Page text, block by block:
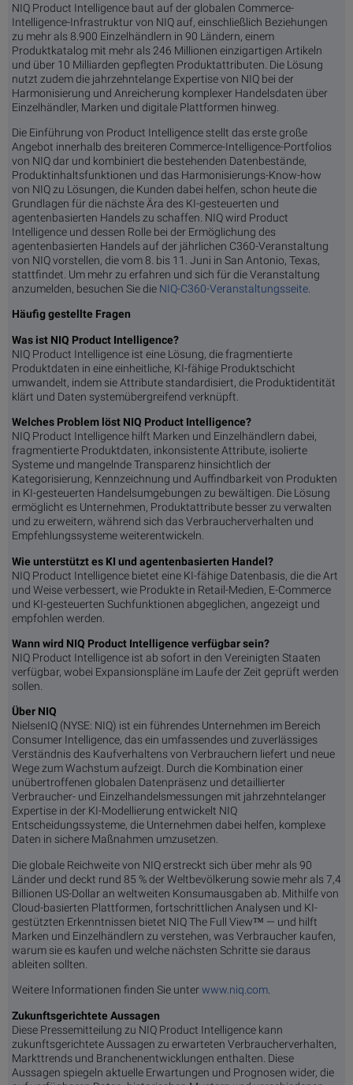
NIQ Product Intelligence baut auf der globalen Commerce-
Intelligence-Infrastruktur von NIQ auf, einschließlich Beziehungen
zu mehr als 8.900 Einzelhändlern in 90 Ländern, einem
Produktkatalog mit mehr als 246 Millionen einzigartigen Artikeln
und über 10 Milliarden gepflegten Produktattributen. Die Lösung
nutzt zudem die jahrzehntelange Expertise von NIQ bei der
Harmonisierung und Anreicherung komplexer Handelsdaten über
Einzelhändler, Marken und digitale Plattformen hinweg.
Die Einführung von Product Intelligence stellt das erste große
Angebot innerhalb des breiteren Commerce-Intelligence-Portfolios
von NIQ dar und kombiniert die bestehenden Datenbestände,
Produktinhaltsfunktionen und das Harmonisierungs-Know-how
von NIQ zu Lösungen, die Kunden dabei helfen, schon heute die
Grundlagen für die nächste Ära des KI-gesteuerten und
agentenbasierten Handels zu schaffen. NIQ wird Product
Intelligence und dessen Rolle bei der Ermöglichung des
agentenbasierten Handels auf der jährlichen C360-Veranstaltung
von NIQ vorstellen, die vom 8. bis 11. Juni in San Antonio, Texas,
stattfindet. Um mehr zu erfahren und sich für die Veranstaltung
anzumelden, besuchen Sie die NIQ-C360-Veranstaltungsseite.
Häufig gestellte Fragen
Was ist NIQ Product Intelligence?
NIQ Product Intelligence ist eine Lösung, die fragmentierte
Produktdaten in eine einheitliche, KI-fähige Produktschicht
umwandelt, indem sie Attribute standardisiert, die Produktidentität
klärt und Daten systemübergreifend verknüpft.
Welches Problem löst NIQ Product Intelligence?
NIQ Product Intelligence hilft Marken und Einzelhändlern dabei,
fragmentierte Produktdaten, inkonsistente Attribute, isolierte
Systeme und mangelnde Transparenz hinsichtlich der
Kategorisierung, Kennzeichnung und Auffindbarkeit von Produkten
in KI-gesteuerten Handelsumgebungen zu bewältigen. Die Lösung
ermöglicht es Unternehmen, Produktattribute besser zu verwalten
und zu erweitern, während sich das Verbraucherverhalten und
Empfehlungssysteme weiterentwickeln.
Wie unterstützt es KI und agentenbasierten Handel?
NIQ Product Intelligence bietet eine KI-fähige Datenbasis, die die Art
und Weise verbessert, wie Produkte in Retail-Medien, E-Commerce
und KI-gesteuerten Suchfunktionen abgeglichen, angezeigt und
empfohlen werden.
Wann wird NIQ Product Intelligence verfügbar sein?
NIQ Product Intelligence ist ab sofort in den Vereinigten Staaten
verfügbar, wobei Expansionspläne im Laufe der Zeit geprüft werden
sollen.
Über NIQ
NielsenIQ (NYSE: NIQ) ist ein führendes Unternehmen im Bereich
Consumer Intelligence, das ein umfassendes und zuverlässiges
Verständnis des Kaufverhaltens von Verbrauchern liefert und neue
Wege zum Wachstum aufzeigt. Durch die Kombination einer
unübertroffenen globalen Datenpräsenz und detaillierter
Verbraucher- und Einzelhandelsmessungen mit jahrzehntelanger
Expertise in der KI-Modellierung entwickelt NIQ
Entscheidungssysteme, die Unternehmen dabei helfen, komplexe
Daten in sichere Maßnahmen umzusetzen.
Die globale Reichweite von NIQ erstreckt sich über mehr als 90
Länder und deckt rund 85 % der Weltbevölkerung sowie mehr als 7,4
Billionen US-Dollar an weltweiten Konsumausgaben ab. Mithilfe von
Cloud-basierten Plattformen, fortschrittlichen Analysen und KI-
gestützten Erkenntnissen bietet NIQ The Full View™ — und hilft
Marken und Einzelhändlern zu verstehen, was Verbraucher kaufen,
warum sie es kaufen und welche nächsten Schritte sie daraus
ableiten sollten.
Weitere Informationen finden Sie unterwww.niq.com
Zukunftsgerichtete Aussagen
Diese Pressemitteilung zu NIQ Product Intelligence kann
zukunftsgerichtete Aussagen zu erwarteten Verbraucherverhalten,
Markttrends und Branchenentwicklungen enthalten. Diese
Aussagen spiegeln aktuelle Erwartungen und Prognosen wider, die